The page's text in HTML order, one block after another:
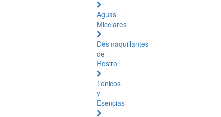
Aguas
Micelares
Desmaquillantes
de
Rostro
Tónicos
y
Esencias